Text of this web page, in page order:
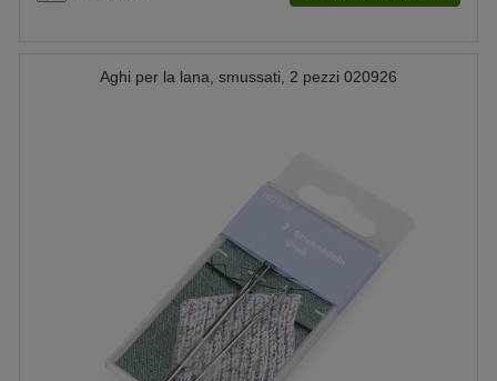
Aghi per la lana, smussati, 2 pezzi 020926